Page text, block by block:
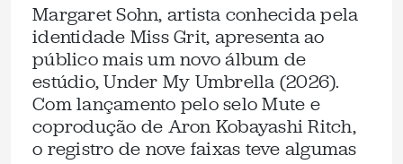
Margaret Sohn, artista conhecida pela
identidade Miss Grit, apresenta ao
público mais um novo álbum de
estúdio, Under My Umbrella (2026).
Com lançamento pelo selo Mute e
coprodução de Aron Kobayashi Ritch,
o registro de nove faixas teve algumas